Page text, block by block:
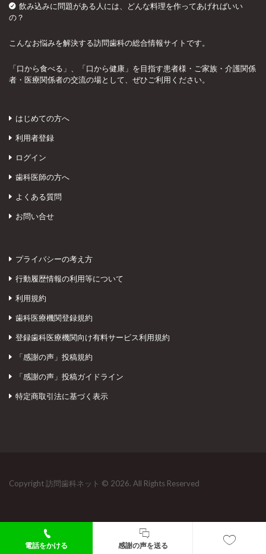
電話をかける 感謝の声を送る
飲み込みに問題がある人には、どんな料理を作ってあげればいい
の？
こんなお悩みを解決する訪問歯科の総合情報サイトです。
「口から食べる」、「口から健康」を目指す患者様・ご家族・介護関係
者・医療関係者の交流の場として、ぜひご利用ください。
はじめての方へ
利用者登録
ログイン
歯科医師の方へ
よくある質問
お問い合せ
プライバシーの考え方
行動履歴情報の利用等について
利用規約
歯科医療機関登録規約
登録歯科医療機関向け有料サービス利用規約
「感謝の声」投稿規約
「感謝の声」投稿ガイドライン
特定商取引法に基づく表示
Copyright 訪問歯科ネット © 2026. All Rights Reserved